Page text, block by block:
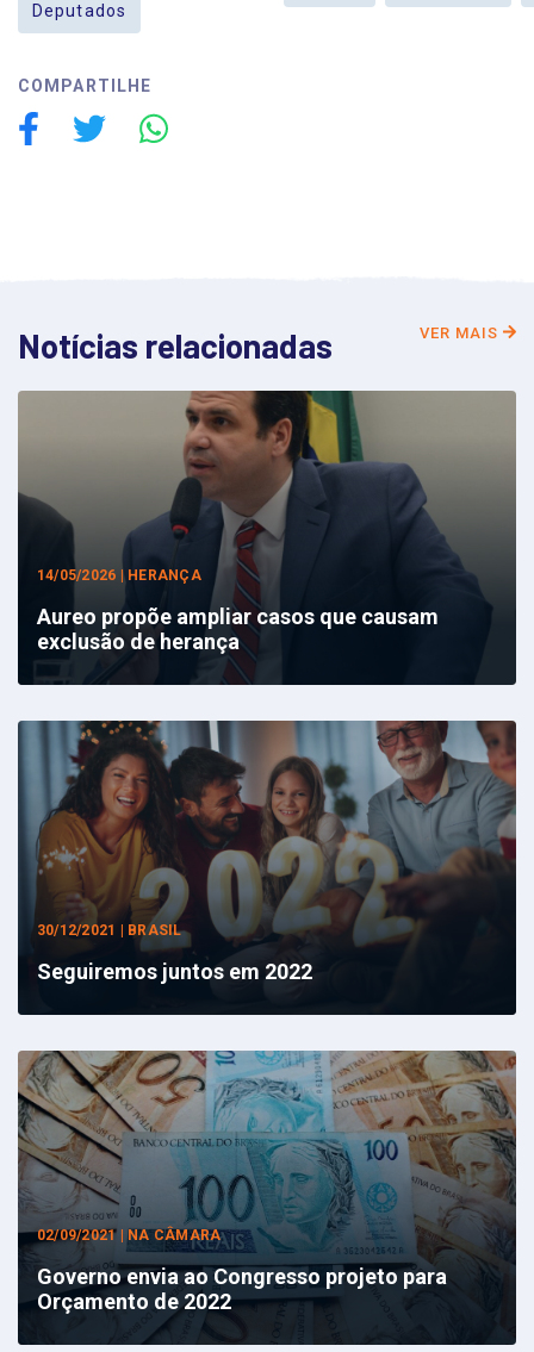
Deputados
COMPARTILHE
Notícias relacionadas VER MAIS
14/05/2026 | HERANÇA
Aureo propõe ampliar casos que causam
exclusão de herança
30/12/2021 | BRASIL
Seguiremos juntos em 2022
02/09/2021 | NA CÂMARA
Governo envia ao Congresso projeto para
Orçamento de 2022